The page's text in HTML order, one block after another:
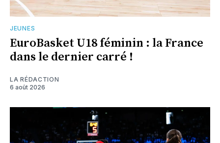
JEUNES
EuroBasket U18 féminin : la France
dans le dernier carré !
LA RÉDACTION
6 août 2026